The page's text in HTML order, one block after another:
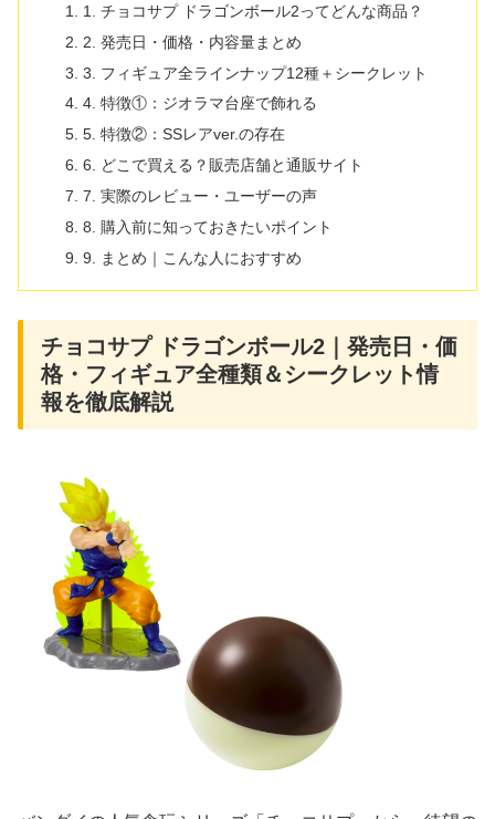
1. チョコサプ ドラゴンボール2ってどんな商品？
2. 発売日・価格・内容量まとめ
3. フィギュア全ラインナップ12種＋シークレット
4. 特徴①：ジオラマ台座で飾れる
5. 特徴②：SSレアver.の存在
6. どこで買える？販売店舗と通販サイト
7. 実際のレビュー・ユーザーの声
8. 購入前に知っておきたいポイント
9. まとめ｜こんな人におすすめ
チョコサプ ドラゴンボール2｜発売日・価
格・フィギュア全種類＆シークレット情
報を徹底解説